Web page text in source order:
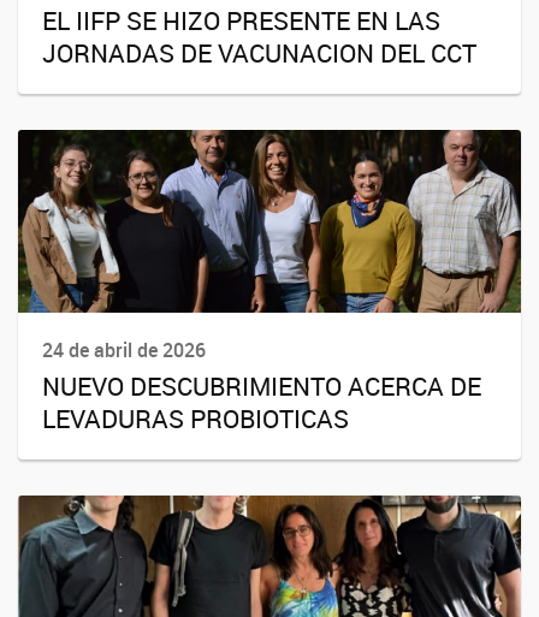
EL IIFP SE HIZO PRESENTE EN LAS
JORNADAS DE VACUNACION DEL CCT
24 de abril de 2026
NUEVO DESCUBRIMIENTO ACERCA DE
LEVADURAS PROBIOTICAS